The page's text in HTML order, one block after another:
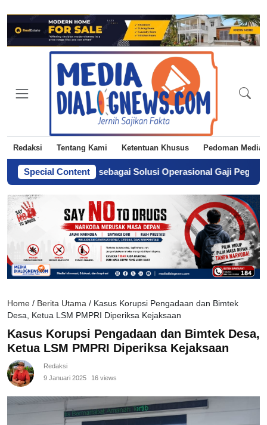
Redaksi Tentang Kami Ketentuan Khusus Pedoman Media
Special Content
Langkah sebagai Solusi Operasional Gaji Pegawai Pemda
Home / Berita Utama / Kasus Korupsi Pengadaan dan Bimtek
Desa, Ketua LSM PMPRI Diperiksa Kejaksaan
Kasus Korupsi Pengadaan dan Bimtek Desa,
Ketua LSM PMPRI Diperiksa Kejaksaan
Redaksi
9 Januari 2025
16 views